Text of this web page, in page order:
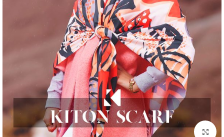
بزرگنمایی تصویر